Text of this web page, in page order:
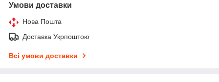
Умови доставки
Нова Пошта
Доставка Укрпоштою
Всі умови доставки